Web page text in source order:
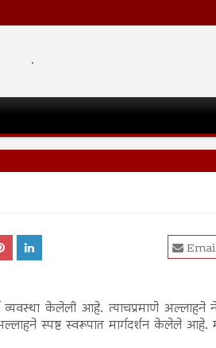
.
केलेली आहे. त्याचप्रमाणे अल्लाहने
स्पष्ट स्वरूपात मार्गदर्शन केलेले